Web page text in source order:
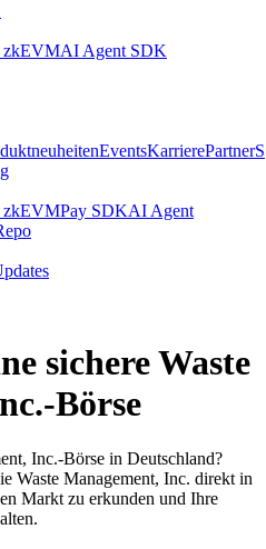
zkEVMAI Agent SDK
EventsKarrierePartnerS
zkEVMPay SDKAI Agent
sichere Waste
Börse
Inc.-Börse in Deutschland?
Waste Management, Inc. direkt in
Markt zu erkunden und Ihre